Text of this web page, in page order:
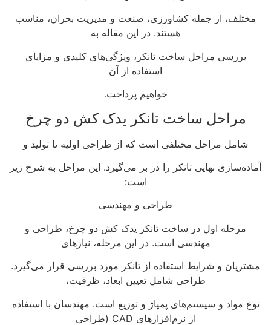
مختلف، از جمله کشاورزی، صنعت و مدیریت بحران، مناسب
هستند. در این مقاله به
بررسی مراحل ساخت تانکر، ویژگی‌های کلیدی و مزایای
استفاده از آن
خواهیم پرداخت.
مراحل ساخت تانکر یدک کش دو چرخ
شامل مراحل مختلفی است که از طراحی اولیه تا تولید و
آماده‌سازی نهایی تانکر را در بر می‌گیرد. این مراحل به شرح زیر
است:
طراحی و مهندسی
مرحله اول در ساخت تانکر یدک کش دو چرخ، طراحی و
مهندسی است. در این مرحله، نیازهای
مشتریان و شرایط استفاده از تانکر مورد بررسی قرار می‌گیرد.
طراحی شامل تعیین ابعاد، ظرفیت،
نوع مواد و سیستم‌های پمپاژ و توزیع است. مهندسان با استفاده
از نرم‌افزارهای CAD (طراحی